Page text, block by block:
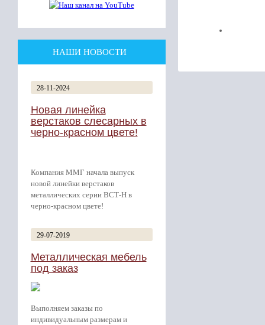
НАШИ НОВОСТИ
28-11-2024
Новая линейка
верстаков слесарных в
черно-красном цвете!
Компания ММГ начала выпуск
новой линейки верстаков
металлических серии ВСТ-Н в
черно-красном цвете!
29-07-2019
Металлическая мебель
под заказ
Выполняем заказы по
индивидуальным размерам и